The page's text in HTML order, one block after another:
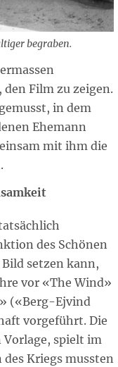
begraben.
den Film zu zeigen.
in dem
Ehemann
mit ihm die
des Schönen
setzen kann,
vor «The Wind»
(«Berg-Ejvind
vorgeführt. Die
Vorlage, spielt im
des Kriegs mussten